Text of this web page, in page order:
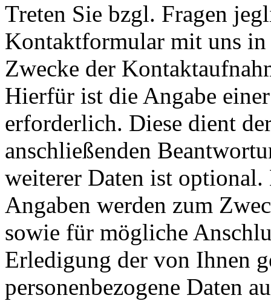
Treten Sie bzgl. Fragen
Kontaktformular mit uns
Zwecke der
Hierfür ist die Angabe
erforderlich. Diese dient
anschließenden
weiterer Daten ist
Angaben werden zum
sowie für mögliche
Erledigung der von Ihnen
personenbezogene Daten